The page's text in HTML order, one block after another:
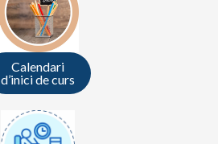
Calendari
d’inici de curs